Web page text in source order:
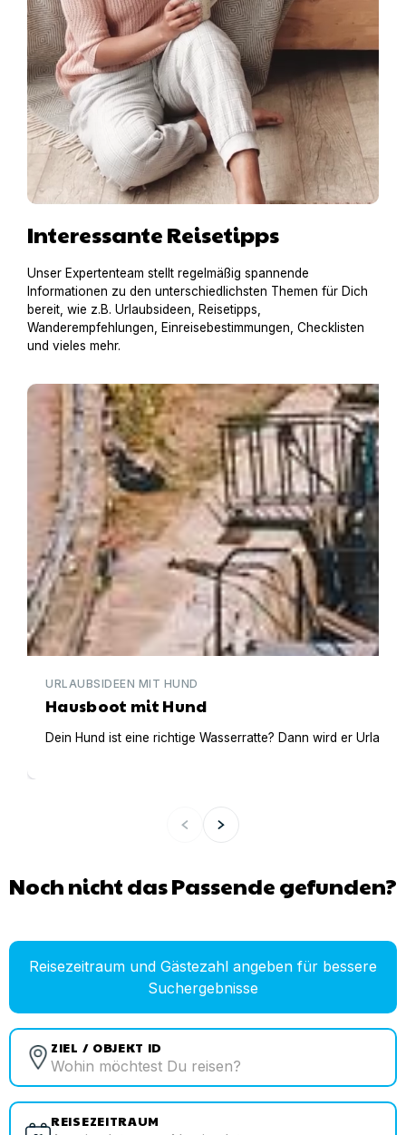
Interessante Reisetipps
Unser Expertenteam stellt regelmäßig spannende
Informationen zu den unterschiedlichsten Themen für Dich
bereit, wie z.B. Urlaubsideen, Reisetipps,
Wanderempfehlungen, Einreisebestimmungen, Checklisten
und vieles mehr.
Hausboot mit Hund
URLAUBSIDEEN MIT HUND
Hausboot mit Hund
Dein Hund ist eine richtige Wasserratte? Dann wird er
Noch nicht das Passende gefunden?
Reisezeitraum und Gästezahl angeben für bessere
Suchergebnisse
ZIEL / OBJEKT ID
REISEZEITRAUM